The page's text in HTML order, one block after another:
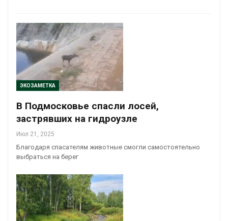
ЭКОЗАМЕТКА
В Подмосковье спасли лосей,
застрявших на гидроузле
Июл 21, 2025
Благодаря спасателям животные смогли самостоятельно
выбраться на берег